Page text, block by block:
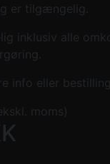
er tilgængelig.
inklusiv alle
info eller
moms)